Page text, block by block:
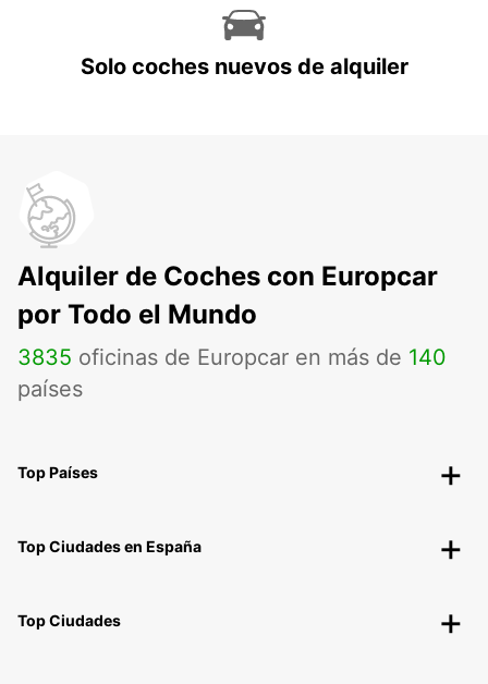
Solo coches nuevos de alquiler
Alquiler de Coches con Europcar
por Todo el Mundo
3835 oficinas de Europcar en más de 140
países
Top Países
Top Ciudades en España
Top Ciudades